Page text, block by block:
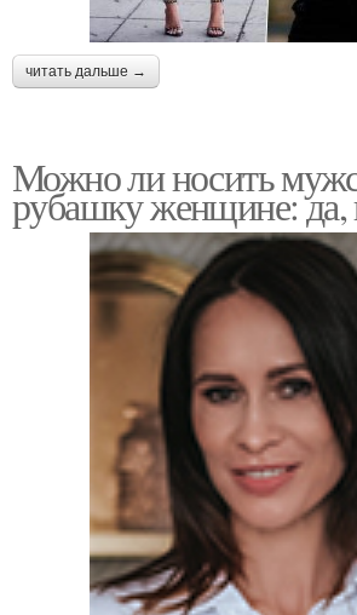
читать дальше →
Можно ли носить
рубашку женщине: да,